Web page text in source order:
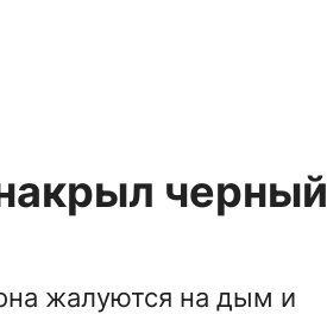
черный
жалуются на дым и